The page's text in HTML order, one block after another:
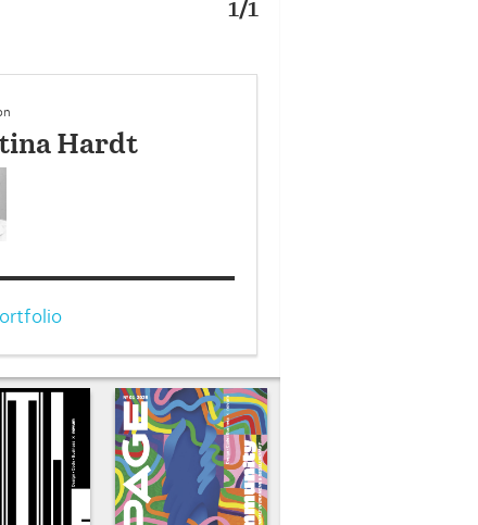
1/1
Hardt